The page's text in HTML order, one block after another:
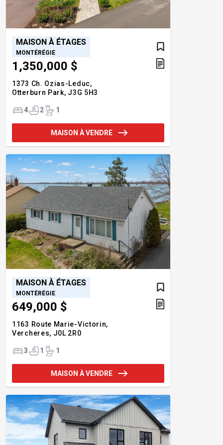
MAISON À ÉTAGES
MONTÉRÉGIE
1,350,000 $
1373 Ch. Ozias-Leduc,
Otterburn Park, J3G 5H3
4 2 1
MAISON À VENDRE
MAISON À ÉTAGES
MONTÉRÉGIE
649,000 $
1163 Route Marie-Victorin,
Vercheres, J0L 2R0
3 1 1
MAISON À VENDRE